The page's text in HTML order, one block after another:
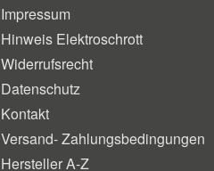
Impressum
Hinweis Elektroschrott
Widerrufsrecht
Datenschutz
Kontakt
Versand- Zahlungsbedingungen
Hersteller A-Z